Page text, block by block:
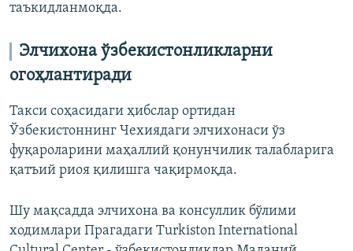
таъкидланмоқда.
Элчихона ўзбекистонликларни
огоҳлантиради
Такси соҳасидаги ҳибслар ортидан
Ўзбекистоннинг Чехиядаги элчихонаси ўз
фуқароларини маҳаллий қонунчилик талабларига
қатъий риоя қилишга чақирмоқда.
Шу мақсадда элчихона ва консуллик бўлими
ходимлари Прагадаги Turkiston International